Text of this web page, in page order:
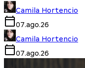
Camila Hortencio
07.ago.26
Camila Hortencio
07.ago.26